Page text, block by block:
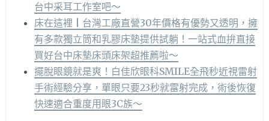
台中采耳工作室吧～
床在這裡 | 台灣工廠直營30年價格有優勢又透明，擁
有多款獨立筒和乳膠床墊提供試躺！一站式血拚直接
買好台中床墊床頭床架超推薦啦～
擺脫眼鏡就是爽！白佳欣眼科SMILE全飛秒近視雷射
手術經驗分享，單眼只要23秒就雷射完成，術後恢復
快速適合重度用眼3C族～